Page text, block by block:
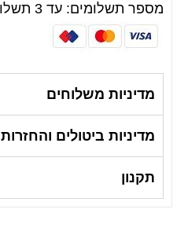
מספר תשלומים: עד 3 תשלומים בכרטיס אשראי
מדיניות משלוחים
מדיניות ביטולים והחזרות
תקנון